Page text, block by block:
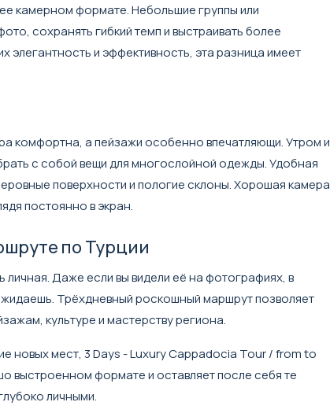
камерном формате. Небольшие группы или
сохранять гибкий темп и выстраивать более
и эффективность, эта разница имеет
комфортна, а пейзажи особенно впечатляющи. Утром и
с собой вещи для многослойной одежды. Удобная
поверхности и пологие склоны. Хорошая камера
постоянно в экран.
по Турции
Даже если вы видели её на фотографиях, в
Трёхдневный роскошный маршрут позволяет
культуре и мастерству региона.
новых мест, 3 Days - Luxury Cappadocia Tour / from to
выстроенном формате и оставляет после себя те
личными.